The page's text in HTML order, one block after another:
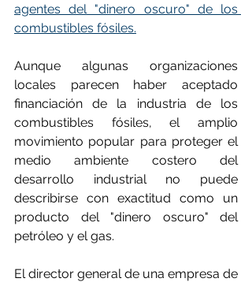
agentes del "dinero oscuro" de los
combustibles fósiles.
Aunque algunas organizaciones
locales parecen haber aceptado
financiación de la industria de los
combustibles fósiles, el amplio
movimiento popular para proteger el
medio ambiente costero del
desarrollo industrial no puede
describirse con exactitud como un
producto del "dinero oscuro" del
petróleo y el gas.
El director general de una empresa de